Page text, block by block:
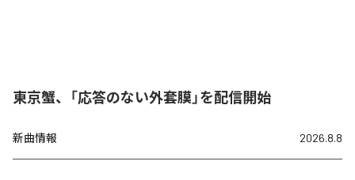
東京蟹、「応答のない外套膜」を配信開始
新曲情報 2026.8.8